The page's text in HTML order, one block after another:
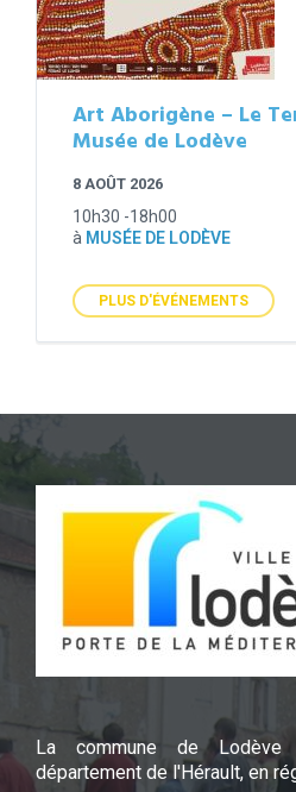
Art Aborigène – Le
Musée de Lodève
8 AOÛT 2026
10h30 -18h00
à MUSÉE DE LODÈVE
PLUS D'ÉVÉNEMENTS
La commune de
département de l'Hérault, en